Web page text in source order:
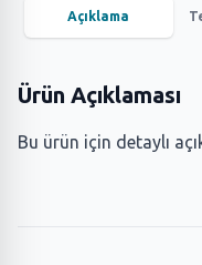
Açıklama
Ürün Açıklaması
Bu ürün için detaylı